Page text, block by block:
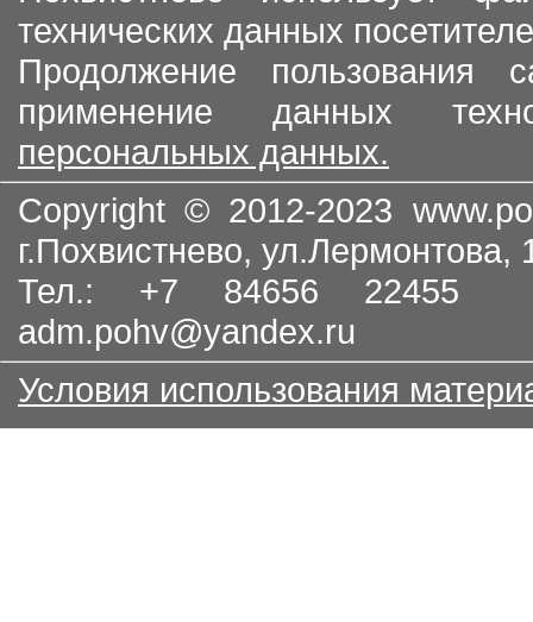
технических данных
Продолжение пользования
применение данных
персональных данных.
Copyright © 2012-2023
г.Похвистнево, ул.Лермонтова,
Тел.: +7 84656
adm.pohv@yandex.ru
Условия использования